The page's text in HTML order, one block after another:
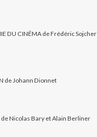
DU CINÉMA de Frédéric Sojcher
de Johann Dionnet
de Nicolas Bary et Alain Berliner